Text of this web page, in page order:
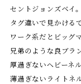
セントジョンズベイ。
タグ違いで見かける
ワーク系だとビッグマ
兄弟のような良ブラ
厚過ぎないヘビーネル
薄過ぎないライトネル